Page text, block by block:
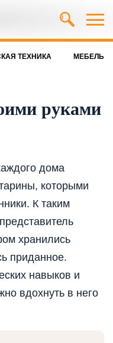
ТЕХНИКА МЕБЕЛЬ
руками
дома
которыми
К таким
хранились
приданное.
навыков и
вдохнуть в него